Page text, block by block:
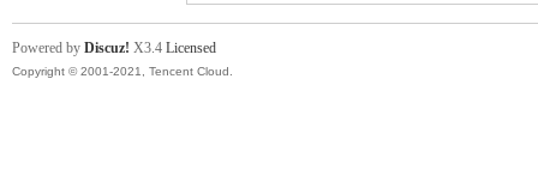
Powered by Discuz! X3.4 Licensed
Copyright © 2001-2021, Tencent Cloud.